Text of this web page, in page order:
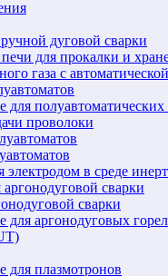
дуговой сварки
для прокалки и
газа с
полуавтоматических
проволоки
в среде
сварки
сварки
аргонодуговых
плазмотронов